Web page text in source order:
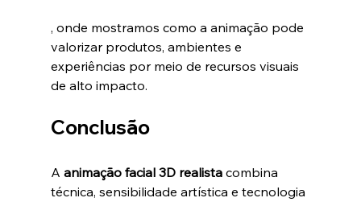
, onde mostramos como a animação pode
valorizar produtos, ambientes e
experiências por meio de recursos visuais
de alto impacto.
Conclusão
A animação facial 3D realista combina
técnica, sensibilidade artística e tecnologia